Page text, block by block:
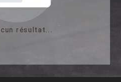
résultat...